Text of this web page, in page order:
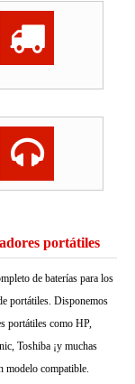
portátiles
de baterías para los
portátiles. Disponemos
portátiles como HP,
Toshiba ¡y muchas
modelo compatible.